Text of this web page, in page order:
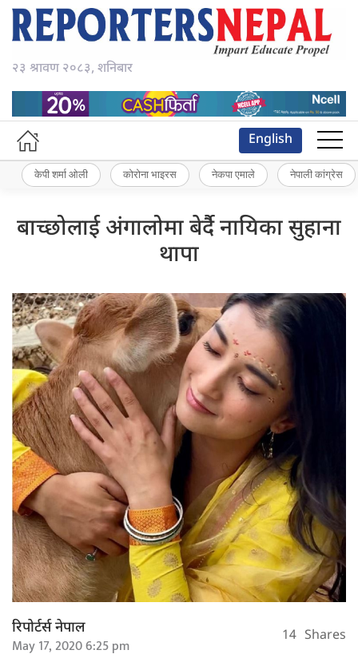
२३ श्रावण २०८३, शनिबार
English
केपी शर्मा ओली कोरोना भाइरस नेकपा एमाले नेपाली कांग्रेस
बाच्छोलाई अंगालोमा बेर्दैै नायिका सुहाना
थापा
रिपोर्टर्स नेपाल
May 17, 2020 6:25 pm 14 Shares